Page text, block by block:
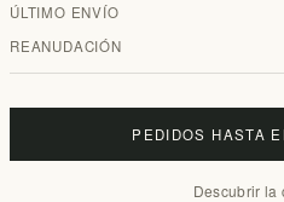
ÚLTIMO ENVÍO
REANUDACIÓN
PEDIDOS HASTA
Descubrir la